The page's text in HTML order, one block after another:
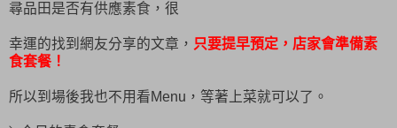
尋品田是否有供應素食，很
幸運的找到網友分享的文章， 只要提早預定，店家會準備素
食套餐！
所以到場後我也不用看Menu，等著上菜就可以了。